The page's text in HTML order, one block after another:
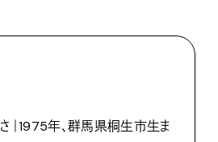
さ｜1975年、群馬県桐生市生ま